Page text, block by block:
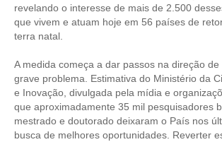
HOMOLOGAÇÕES
PISO SALARIAL
FIQUE POR DENTRO
OPORTUNIDADES
APRESENTAÇÃO
revelando o interesse de mais de 2.500
que vivem e atuam hoje em 56 países de
terra natal.
A medida começa a dar passos na direção de
grave problema. Estimativa do Ministério da
e Inovação, divulgada pela mídia e
que aproximadamente 35 mil pesquisadores
mestrado e doutorado deixaram o País nos
busca de melhores oportunidades. Reverter